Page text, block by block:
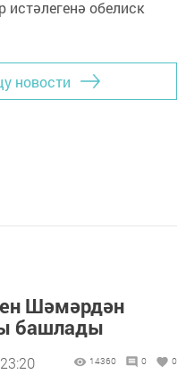
новости
Шәмәрдән
башлады
14360 0 0